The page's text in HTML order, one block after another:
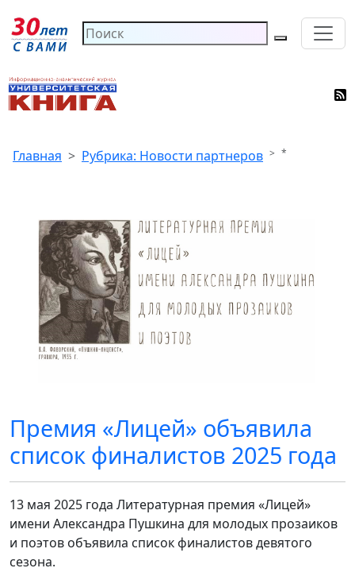
Главная Рубрика: Новости партнеров *
Премия «Лицей» объявила
список финалистов 2025 года
13 мая 2025 года Литературная премия «Лицей»
имени Александра Пушкина для молодых прозаиков
и поэтов объявила список финалистов девятого
сезона.